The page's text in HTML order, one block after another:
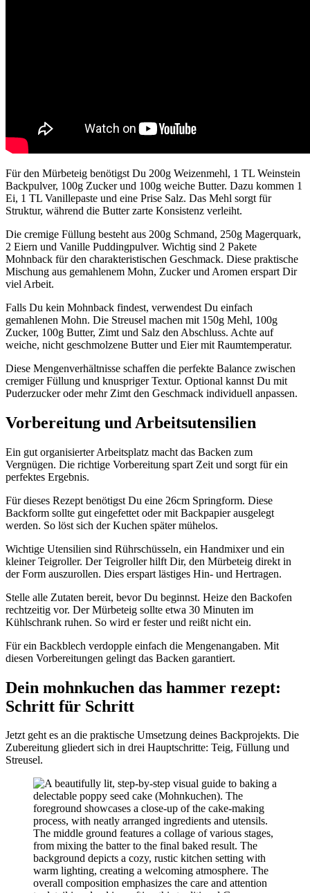
Für den Mürbeteig benötigst Du 200g Weizenmehl, 1 TL Weinstein
Backpulver, 100g Zucker und 100g weiche Butter. Dazu kommen 1
Ei, 1 TL Vanillepaste und eine Prise Salz. Das Mehl sorgt für
Struktur, während die Butter zarte Konsistenz verleiht.
Die cremige Füllung besteht aus 200g Schmand, 250g Magerquark,
2 Eiern und Vanille Puddingpulver. Wichtig sind 2 Pakete
Mohnback für den charakteristischen Geschmack. Diese praktische
Mischung aus gemahlenem Mohn, Zucker und Aromen erspart Dir
viel Arbeit.
Falls Du kein Mohnback findest, verwendest Du einfach
gemahlenen Mohn. Die Streusel machen mit 150g Mehl, 100g
Zucker, 100g Butter, Zimt und Salz den Abschluss. Achte auf
weiche, nicht geschmolzene Butter und Eier mit Raumtemperatur.
Diese Mengenverhältnisse schaffen die perfekte Balance zwischen
cremiger Füllung und knuspriger Textur. Optional kannst Du mit
Puderzucker oder mehr Zimt den Geschmack individuell anpassen.
Vorbereitung und Arbeitsutensilien
Ein gut organisierter Arbeitsplatz macht das Backen zum
Vergnügen. Die richtige Vorbereitung spart Zeit und sorgt für ein
perfektes Ergebnis.
Für dieses Rezept benötigst Du eine 26cm Springform. Diese
Backform sollte gut eingefettet oder mit Backpapier ausgelegt
werden. So löst sich der Kuchen später mühelos.
Wichtige Utensilien sind Rührschüsseln, ein Handmixer und ein
kleiner Teigroller. Der Teigroller hilft Dir, den Mürbeteig direkt in
der Form auszurollen. Dies erspart lästiges Hin- und Hertragen.
Stelle alle Zutaten bereit, bevor Du beginnst. Heize den Backofen
rechtzeitig vor. Der Mürbeteig sollte etwa 30 Minuten im
Kühlschrank ruhen. So wird er fester und reißt nicht ein.
Für ein Backblech verdopple einfach die Mengenangaben. Mit
diesen Vorbereitungen gelingt das Backen garantiert.
Dein mohnkuchen das hammer rezept:
Schritt für Schritt
Jetzt geht es an die praktische Umsetzung deines Backprojekts. Die
Zubereitung gliedert sich in drei Hauptschritte: Teig, Füllung und
Streusel.